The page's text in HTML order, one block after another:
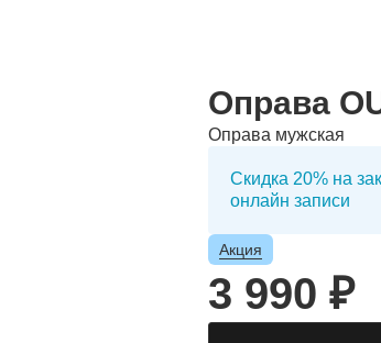
Оправа
Оправа мужская
Скидка 20% на
онлайн записи
Акция
3 990 ₽